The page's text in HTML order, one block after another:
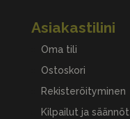
Asiakastilini
Oma tili
Ostoskori
Rekisteröityminen
Kilpailut ja säännöt